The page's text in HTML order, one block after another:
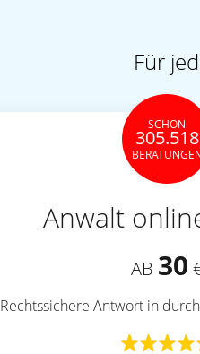
Für
SCHON
305.518
Anwalt
AB 30
Rechtssichere Antwort in